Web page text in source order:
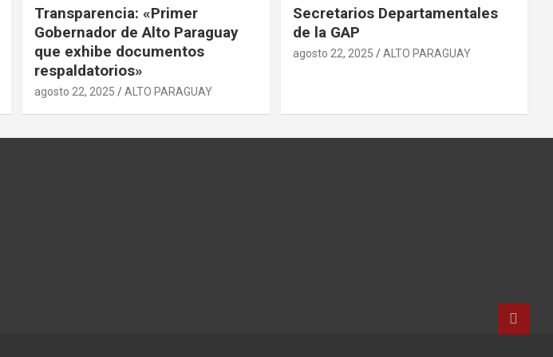
Transparencia: «Primer
Gobernador de Alto Paraguay
que exhibe documentos
respaldatorios»
agosto 22, 2025 ALTO PARAGUAY
Secretarios Departamentales
de la GAP
agosto 22, 2025 ALTO PARAGUAY